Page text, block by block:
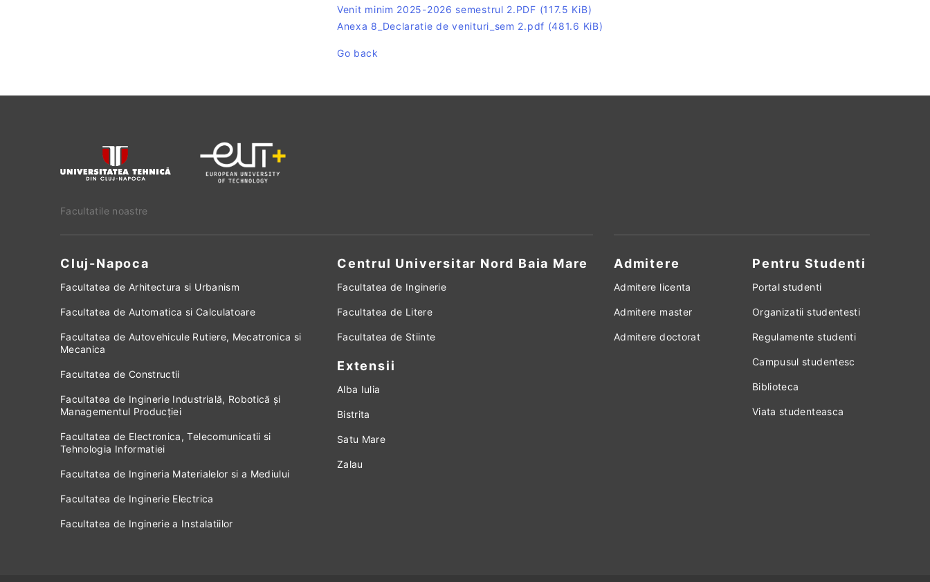
Venit minim 2025-2026 semestrul 2.PDF (117.5 KiB)
Anexa 8_Declaratie de venituri_sem 2.pdf (481.6 KiB)
Go back
Facultatile noastre
Cluj-Napoca Centrul Universitar Nord Baia Mare
Facultatea de Arhitectura si Urbanism
Facultatea de Automatica si Calculatoare
Facultatea de Autovehicule Rutiere, Mecatronica si
Mecanica
Facultatea de Constructii
Facultatea de Inginerie Industrială, Robotică și
Managementul Producției
Facultatea de Electronica, Telecomunicatii si
Tehnologia Informatiei
Facultatea de Ingineria Materialelor si a Mediului
Facultatea de Inginerie Electrica
Facultatea de Inginerie a Instalatiilor
Facultatea de Inginerie
Facultatea de Litere
Facultatea de Stiinte
Extensii
Alba Iulia
Bistrita
Satu Mare
Zalau
Admitere
Admitere licenta
Admitere master
Admitere doctorat
Pentru Studenti
Portal studenti
Organizatii studentesti
Regulamente studenti
Campusul studentesc
Biblioteca
Viata studenteasca